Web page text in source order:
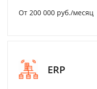
От 200 000 руб./месяц
ERP